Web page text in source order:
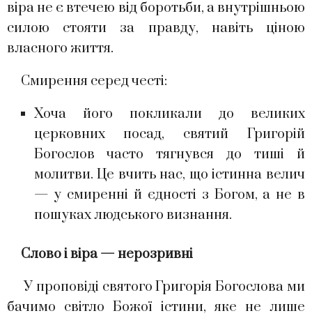
віра не є втечею від боротьби, а внутрішньою
силою стояти за правду, навіть ціною
власного життя.
Смирення серед честі:
Хоча його покликали до великих
церковних посад, святий Григорій
Богослов часто тягнувся до тиші й
молитви. Це вчить нас, що істинна велич
— у смиренні й єдності з Богом, а не в
пошуках людського визнання.
Слово і віра — нерозривні
У проповіді святого Григорія Богослова ми
бачимо світло Божої істини, яке не лише